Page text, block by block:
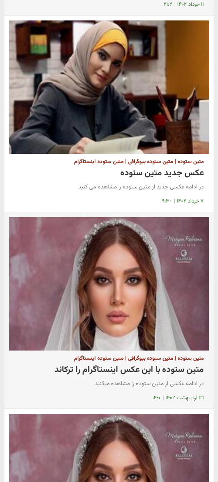
۱۱ خرداد ۱۴۰۲ | ۲۱:۲
متین ستوده | متین ستوده بیوگرافی | متین ستوده اینستاگرام
عکس جدید متین ستوده
در ادامه عکسی جدید از متین ستوده را مشاهده می کنید
۷ خرداد ۱۴۰۲ | ۹:۳۰
متین ستوده | متین ستوده بیوگرافی | متین ستوده اینستاگرام
متین ستوده با این عکس اینستاگرام را ترکاند
در ادامه عکسی از متین ستوده را مشاهده میکنید
۳۱ اردیبهشت ۱۴۰۲ | ۱۴:۰